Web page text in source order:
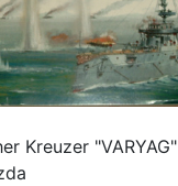
Kreuzer "VARYAG"